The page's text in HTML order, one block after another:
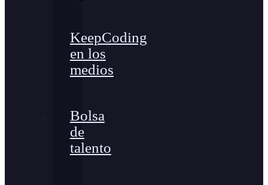
KeepCoding
en los
medios
Bolsa
de
talento